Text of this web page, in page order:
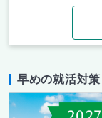
早めの就活対策